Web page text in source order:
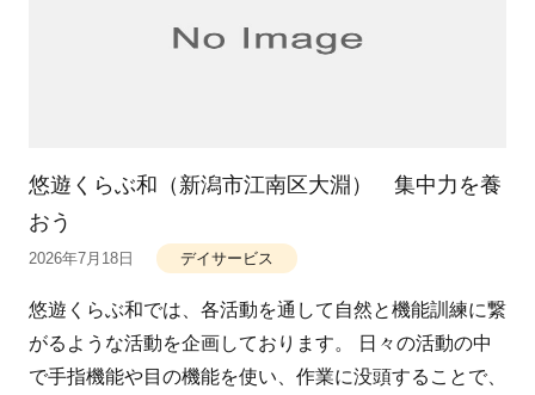
悠遊くらぶ和（新潟市江南区大淵） 集中力を養
おう
2026年7月18日 デイサービス
悠遊くらぶ和では、各活動を通して自然と機能訓練に繋
がるような活動を企画しております。 日々の活動の中
で手指機能や目の機能を使い、作業に没頭することで、